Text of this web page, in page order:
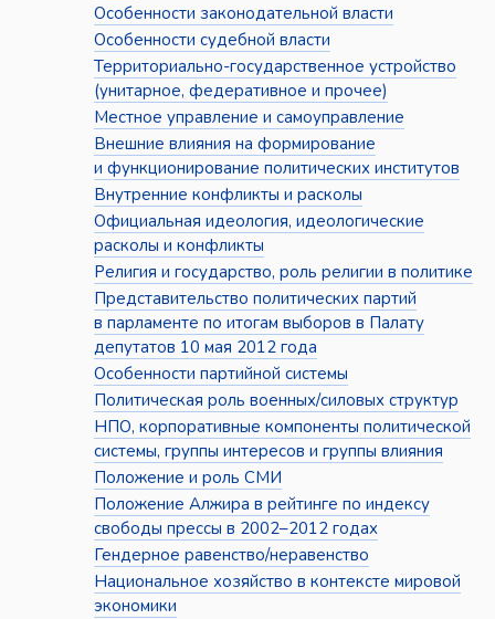
Особенности законодательной власти
Особенности судебной власти
Территориально-государственное устройство
(унитарное, федеративное и прочее)
Местное управление и самоуправление
Внешние влияния на формирование
и функционирование политических институтов
Внутренние конфликты и расколы
Официальная идеология, идеологические
расколы и конфликты
Религия и государство, роль религии в политике
Представительство политических партий
в парламенте по итогам выборов в Палату
депутатов 10 мая 2012 года
Особенности партийной системы
Политическая роль военных/силовых структур
НПО, корпоративные компоненты политической
системы, группы интересов и группы влияния
Положение и роль СМИ
Положение Алжира в рейтинге по индексу
свободы прессы в 2002–2012 годах
Гендерное равенство/неравенство
Национальное хозяйство в контексте мировой
экономики